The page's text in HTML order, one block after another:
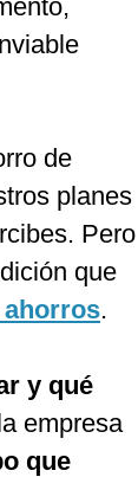
de
planes
Pero
que
ahorros.
y qué
empresa
que